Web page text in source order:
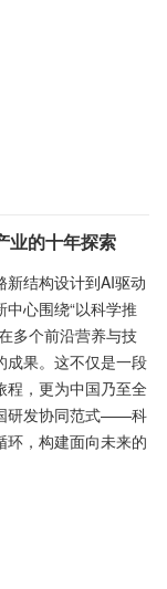
业的十年探索
新结构设计到AI驱动
心围绕“以科学推
多个前沿营养与技
成果。这不仅是一段
程，更为中国乃至全
研发协同范式——科
环，构建面向未来的